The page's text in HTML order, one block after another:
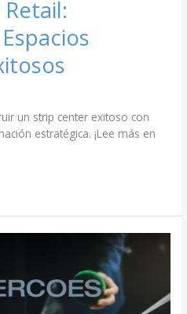
un strip center exitoso con
estratégica. ¡Lee más en